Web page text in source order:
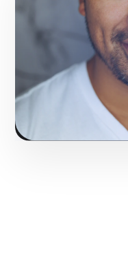
de módulos e
impacto comercial
Solicitar